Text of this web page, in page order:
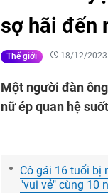
sợ hãi đến
Thế giới 18/12/
Một người đàn
nữ ép quan hệ
Cô gái 16 tuổi bị
"vui vẻ" cùng 10